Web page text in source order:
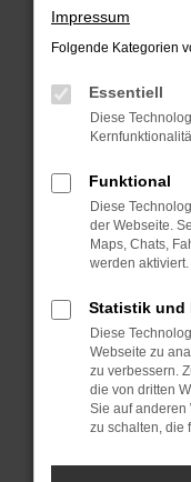
Laden
deine
Manche
können das
anderen
Fenster?
Starte dein
Das kann
Stelle
sind.
Veraltete
führen, dass
Impressum
Folgende Kategorien
Essentiell
Diese
Funktional
Diese
der Webseite.
Maps, Chats,
werden aktiviert.
Statistik und
Diese
Webseite zu
zu verbessern.
die von dritten
Sie auf anderen
zu schalten, die